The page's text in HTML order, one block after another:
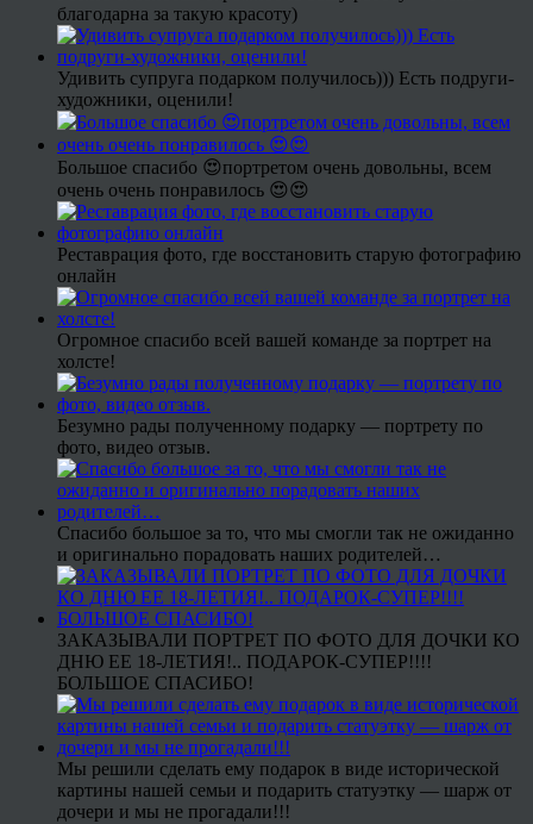
благодарна за такую красоту)
Удивить супруга подарком получилось))) Есть подруги-
художники, оценили!
Большое спасибо 😍портретом очень довольны, всем
очень очень понравилось 😍😍
Реставрация фото, где восстановить старую фотографию
онлайн
Огромное спасибо всей вашей команде за портрет на
холсте!
Безумно рады полученному подарку — портрету по
фото, видео отзыв.
Спасибо большое за то, что мы смогли так не ожиданно
и оригинально порадовать наших родителей…
ЗАКАЗЫВАЛИ ПОРТРЕТ ПО ФОТО ДЛЯ ДОЧКИ КО
ДНЮ ЕЕ 18-ЛЕТИЯ!.. ПОДАРОК-СУПЕР!!!!
БОЛЬШОЕ СПАСИБО!
Мы решили сделать ему подарок в виде исторической
картины нашей семьи и подарить статуэтку — шарж от
дочери и мы не прогадали!!!